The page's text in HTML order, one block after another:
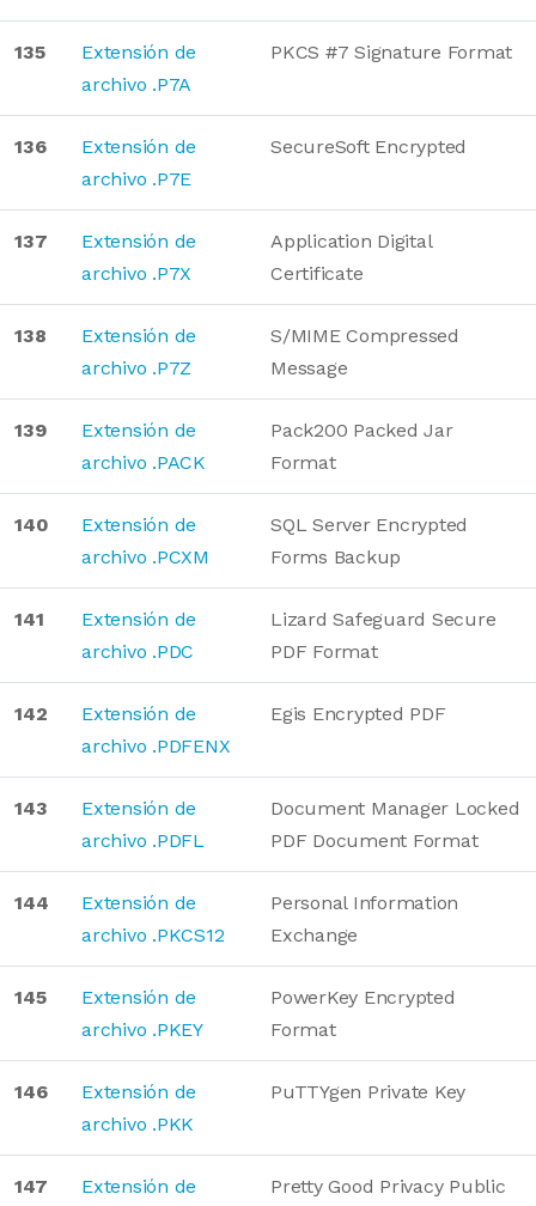
135
Extensión de
archivo .P7A
PKCS #7 Signature Format
136
Extensión de
archivo .P7E
SecureSoft Encrypted
137
Extensión de
archivo .P7X
Application Digital
Certificate
138
Extensión de
archivo .P7Z
S/MIME Compressed
Message
139
Extensión de
archivo .PACK
Pack200 Packed Jar
Format
140
Extensión de
archivo .PCXM
SQL Server Encrypted
Forms Backup
141
Extensión de
archivo .PDC
Lizard Safeguard Secure
PDF Format
142
Extensión de
archivo .PDFENX
Egis Encrypted PDF
143
Extensión de
archivo .PDFL
Document Manager Locked
PDF Document Format
144
Extensión de
archivo .PKCS12
Personal Information
Exchange
145
Extensión de
archivo .PKEY
PowerKey Encrypted
Format
146
Extensión de
archivo .PKK
PuTTYgen Private Key
147
Extensión de
Pretty Good Privacy Public